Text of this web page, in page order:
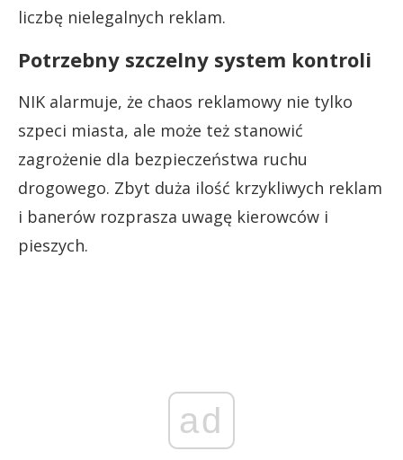
liczbę nielegalnych reklam.
Potrzebny szczelny system kontroli
NIK alarmuje, że chaos reklamowy nie tylko
szpeci miasta, ale może też stanowić
zagrożenie dla bezpieczeństwa ruchu
drogowego. Zbyt duża ilość krzykliwych reklam
i banerów rozprasza uwagę kierowców i
pieszych.
ad